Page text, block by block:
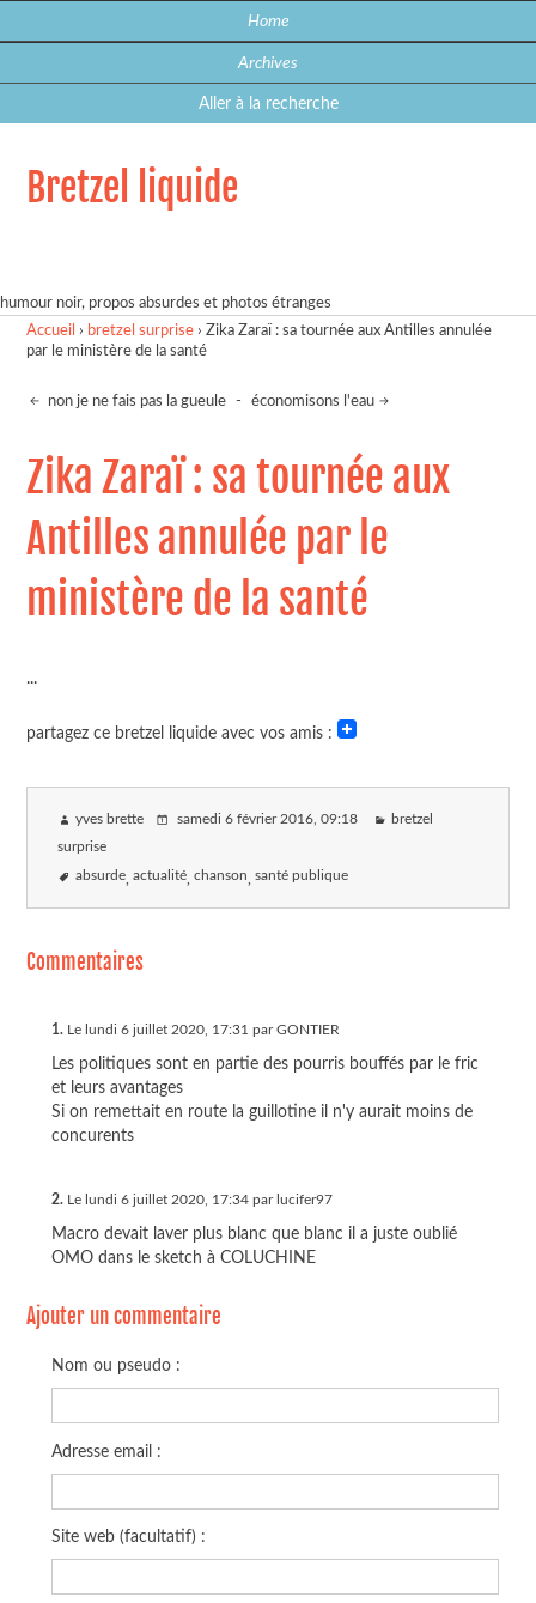
Home
Archives
Aller à la recherche
Bretzel liquide
humour noir, propos absurdes et photos étranges
Accueil › bretzel surprise ›Zika Zaraï : sa tournée aux Antilles annulée
par le ministère de la santé
non je ne fais pas la gueule - économisons l'eau
Zika Zaraï : sa tournée aux
Antilles annulée par le
ministère de la santé
...
partagez ce bretzel liquide avec vos amis :
yves brette samedi 6 février 2016, 09:18 bretzel
surprise
absurde actualité chanson santé publique
Commentaires
1.Le lundi 6 juillet 2020, 17:31 par GONTIER
Les politiques sont en partie des pourris bouffés par le fric
et leurs avantages
Si on remettait en route la guillotine il n'y aurait moins de
concurents
2.Le lundi 6 juillet 2020, 17:34 par lucifer97
Macro devait laver plus blanc que blanc il a juste oublié
OMO dans le sketch à COLUCHINE
Ajouter un commentaire
Nom ou pseudo :
Adresse email :
Site web (facultatif) :